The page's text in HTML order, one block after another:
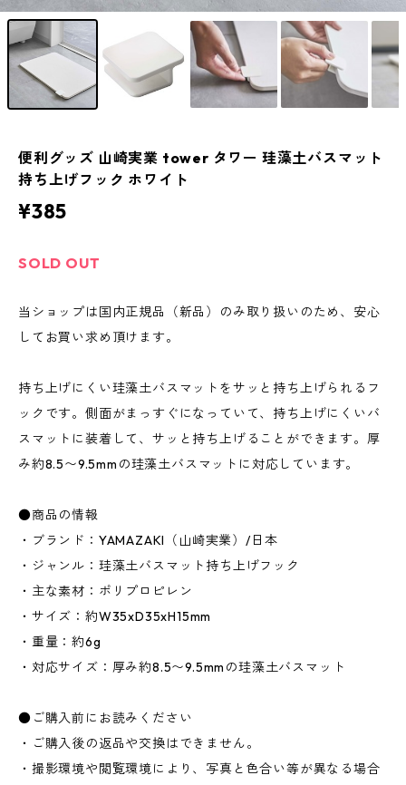
便利グッズ 山崎実業 tower タワー 珪藻土バスマット
持ち上げフック ホワイト
¥385
SOLD OUT
当ショップは国内正規品（新品）のみ取り扱いのため、安心
してお買い求め頂けます。
持ち上げにくい珪藻土バスマットをサッと持ち上げられるフ
ックです。側面がまっすぐになっていて、持ち上げにくいバ
スマットに装着して、サッと持ち上げることができます。厚
み約8.5〜9.5mmの珪藻土バスマットに対応しています。
●商品の情報
・ブランド：YAMAZAKI（山崎実業）/日本
・ジャンル：珪藻土バスマット持ち上げフック
・主な素材：ポリプロピレン
・サイズ：約W35xD35xH15mm
・重量：約6g
・対応サイズ：厚み約8.5〜9.5mmの珪藻土バスマット
●ご購入前にお読みください
・ご購入後の返品や交換はできません。
・撮影環境や閲覧環境により、写真と色合い等が異なる場合